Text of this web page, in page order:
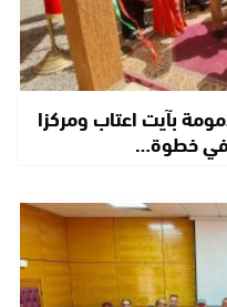
بآيت اعتاب ومركزا
في خطوة…